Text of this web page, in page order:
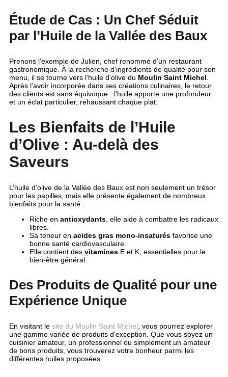
Étude de Cas : Un Chef Séduit
par l’Huile de la Vallée des Baux
Prenons l’exemple de Julien, chef renommé d’un restaurant
gastronomique. À la recherche d’ingrédients de qualité pour son
menu, il se tourne vers l’huile d’olive du Moulin Saint Michel.
Après l’avoir incorporée dans ses créations culinaires, le retour
des clients est sans équivoque : l’huile apporte une profondeur
et un éclat particulier, rehaussant chaque plat.
Les Bienfaits de l’Huile
d’Olive : Au-delà des
Saveurs
L’huile d’olive de la Vallée des Baux est non seulement un trésor
pour les papilles, mais elle présente également de nombreux
bienfaits pour la santé :
Riche en antioxydants , elle aide à combattre les radicaux
libres.
Sa teneur en acides gras mono-insaturés favorise une
bonne santé cardiovasculaire.
Elle contient des vitamines E et K, essentielles pour le
bien-être général.
Des Produits de Qualité pour une
Expérience Unique
En visitant le site du Moulin Saint Michel , vous pourrez explorer
une gamme variée de produits d’exception. Que vous soyez un
cuisinier amateur, un professionnel ou simplement un amateur
de bons produits, vous trouverez votre bonheur parmi les
différentes huiles proposées.